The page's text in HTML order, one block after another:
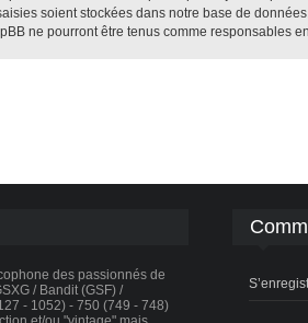
soient stockées dans notre base de
ne pourront être tenus comme responsables
des passionnés de
/ Bandit (GSF) /
- 1052) - 750 (749 - 748)